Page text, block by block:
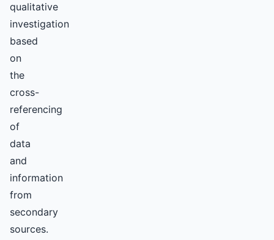
qualitative
investigation
based
on
the
cross-
referencing
of
data
and
information
from
secondary
sources.